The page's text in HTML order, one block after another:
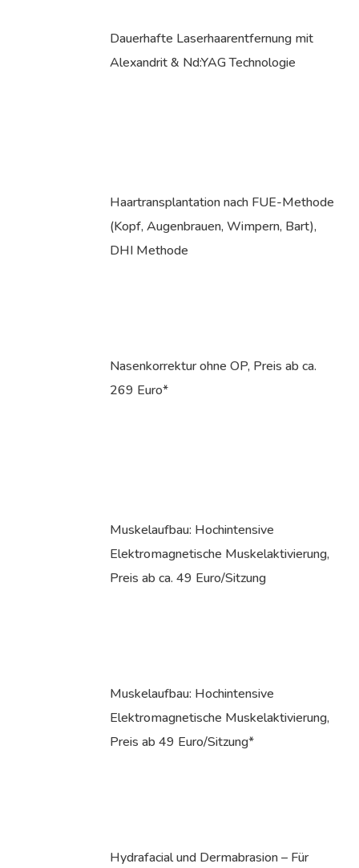
Dauerhafte Laserhaarentfernung mit
Alexandrit & Nd:YAG Technologie
Haartransplantation nach FUE-Methode
(Kopf, Augenbrauen, Wimpern, Bart),
DHI Methode
Nasenkorrektur ohne OP, Preis ab ca.
269 Euro*
Muskelaufbau: Hochintensive
Elektromagnetische Muskelaktivierung,
Preis ab ca. 49 Euro/Sitzung
Muskelaufbau: Hochintensive
Elektromagnetische Muskelaktivierung,
Preis ab 49 Euro/Sitzung*
Hydrafacial und Dermabrasion – Für